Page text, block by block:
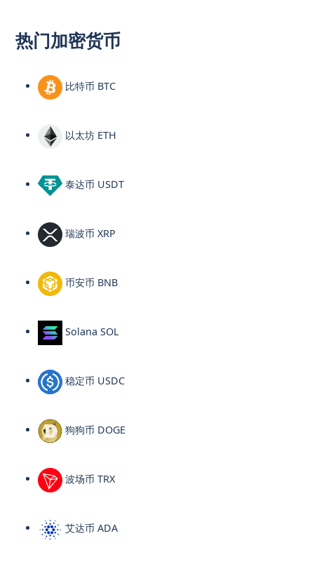
热门加密货币
比特币 BTC
以太坊 ETH
泰达币 USDT
瑞波币 XRP
币安币 BNB
Solana SOL
稳定币 USDC
狗狗币 DOGE
波场币 TRX
艾达币 ADA